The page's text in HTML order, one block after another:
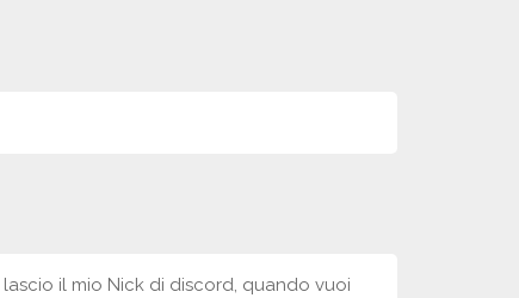
il mio Nick di discord, quando vuoi